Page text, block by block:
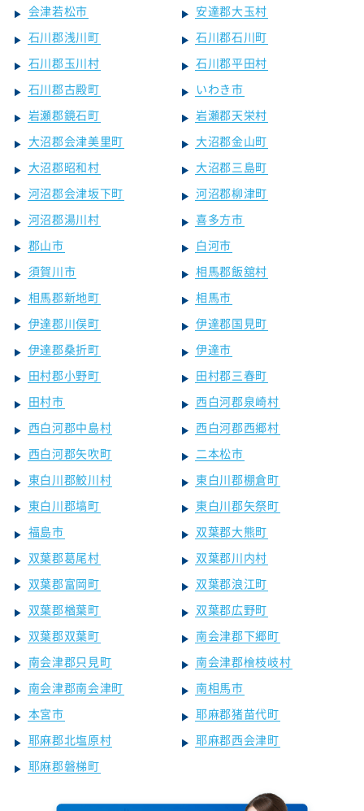
会津若松市
安達郡大玉村
石川郡浅川町
石川郡石川町
石川郡玉川村
石川郡平田村
石川郡古殿町
いわき市
岩瀬郡鏡石町
岩瀬郡天栄村
大沼郡会津美里町
大沼郡金山町
大沼郡昭和村
大沼郡三島町
河沼郡会津坂下町
河沼郡柳津町
河沼郡湯川村
喜多方市
郡山市
白河市
須賀川市
相馬郡飯舘村
相馬郡新地町
相馬市
伊達郡川俣町
伊達郡国見町
伊達郡桑折町
伊達市
田村郡小野町
田村郡三春町
田村市
西白河郡泉崎村
西白河郡中島村
西白河郡西郷村
西白河郡矢吹町
二本松市
東白川郡鮫川村
東白川郡棚倉町
東白川郡塙町
東白川郡矢祭町
福島市
双葉郡大熊町
双葉郡葛尾村
双葉郡川内村
双葉郡富岡町
双葉郡浪江町
双葉郡楢葉町
双葉郡広野町
双葉郡双葉町
南会津郡下郷町
南会津郡只見町
南会津郡檜枝岐村
南会津郡南会津町
南相馬市
本宮市
耶麻郡猪苗代町
耶麻郡北塩原村
耶麻郡西会津町
耶麻郡磐梯町